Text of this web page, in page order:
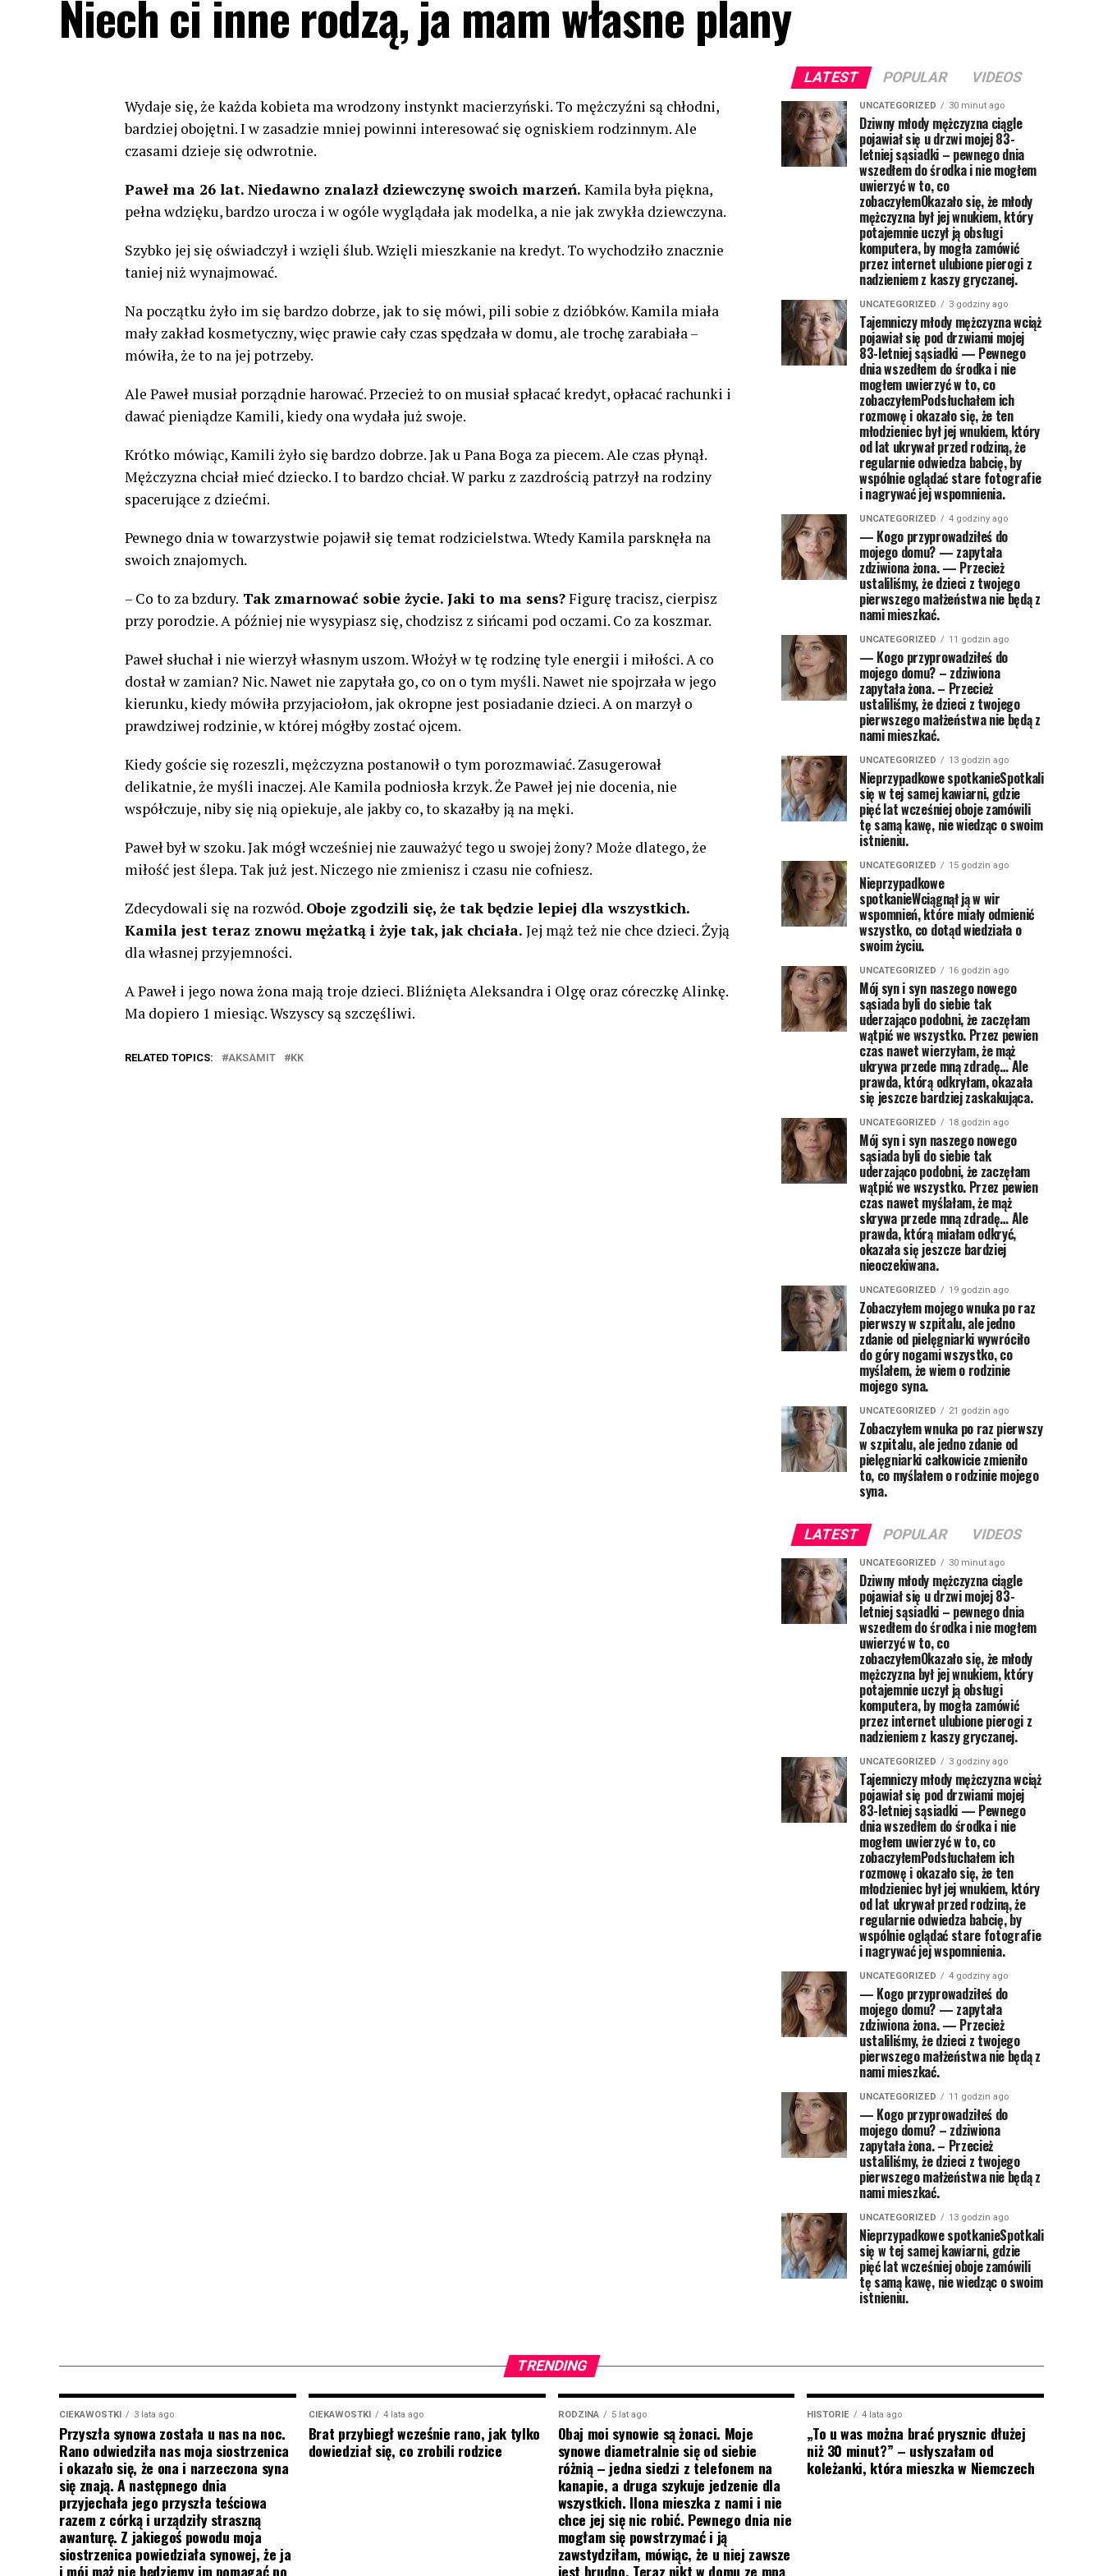
Niech ci inne rodzą, ja mam własne plany
Wydaje się, że każda kobieta ma wrodzony instynkt macierzyński. To mężczyźni są chłodni,
bardziej obojętni. I w zasadzie mniej powinni interesować się ogniskiem rodzinnym. Ale
czasami dzieje się odwrotnie.
Paweł ma 26 lat. Niedawno znalazł dziewczynę swoich marzeń. Kamila była piękna,
pełna wdzięku, bardzo urocza i w ogóle wyglądała jak modelka, a nie jak zwykła dziewczyna.
Szybko jej się oświadczył i wzięli ślub. Wzięli mieszkanie na kredyt. To wychodziło znacznie
taniej niż wynajmować.
Na początku żyło im się bardzo dobrze, jak to się mówi, pili sobie z dzióbków. Kamila miała
mały zakład kosmetyczny, więc prawie cały czas spędzała w domu, ale trochę zarabiała –
mówiła, że ​​to na jej potrzeby.
Ale Paweł musiał porządnie harować. Przecież to on musiał spłacać kredyt, opłacać rachunki i
dawać pieniądze Kamili, kiedy ona wydała już swoje.
Krótko mówiąc, Kamili żyło się bardzo dobrze. Jak u Pana Boga za piecem. Ale czas płynął.
Mężczyzna chciał mieć dziecko. I to bardzo chciał. W parku z zazdrością patrzył na rodziny
spacerujące z dziećmi.
Pewnego dnia w towarzystwie pojawił się temat rodzicielstwa. Wtedy Kamila parsknęła na
swoich znajomych.
– Co to za bzdury. Tak zmarnować sobie życie. Jaki to ma sens?Figurę tracisz, cierpisz
przy porodzie. A później nie wysypiasz się, chodzisz z sińcami pod oczami. Co za koszmar.
Paweł słuchał i nie wierzył własnym uszom. Włożył w tę rodzinę tyle energii i miłości. A co
dostał w zamian? Nic. Nawet nie zapytała go, co on o tym myśli. Nawet nie spojrzała w jego
kierunku, kiedy mówiła przyjaciołom, jak okropne jest posiadanie dzieci. A on marzył o
prawdziwej rodzinie, w której mógłby zostać ojcem.
Kiedy goście się rozeszli, mężczyzna postanowił o tym porozmawiać. Zasugerował
delikatnie, że myśli inaczej. Ale Kamila podniosła krzyk. Że Paweł jej nie docenia, nie
współczuje, niby się nią opiekuje, ale jakby co, to skazałby ją na męki.
Paweł był w szoku. Jak mógł wcześniej nie zauważyć tego u swojej żony? Może dlatego, że
miłość jest ślepa. Tak już jest. Niczego nie zmienisz i czasu nie cofniesz.
Zdecydowali się na rozwód. Oboje zgodzili się, że tak będzie lepiej dla wszystkich.
Kamila jest teraz znowu mężatką i żyje tak, jak chciała. Jej mąż też nie chce dzieci. Żyją
dla własnej przyjemności.
A Paweł i jego nowa żona mają troje dzieci. Bliźnięta Aleksandra i Olgę oraz córeczkę Alinkę.
Ma dopiero 1 miesiąc. Wszyscy są szczęśliwi.
RELATED TOPICS: AKSAMIT KK
LATEST POPULAR VIDEOS
UNCATEGORIZED 30 minut ago
Dziwny młody mężczyzna ciągle
pojawiał się u drzwi mojej 83-
letniej sąsiadki – pewnego dnia
wszedłem do środka i nie mogłem
uwierzyć w to, co
zobaczyłemOkazało się, że młody
mężczyzna był jej wnukiem, który
potajemnie uczył ją obsługi
komputera, by mogła zamówić
przez internet ulubione pierogi z
nadzieniem z kaszy gryczanej.
UNCATEGORIZED 3 godziny ago
Tajemniczy młody mężczyzna wciąż
pojawiał się pod drzwiami mojej
83-letniej sąsiadki — Pewnego
dnia wszedłem do środka i nie
mogłem uwierzyć w to, co
zobaczyłemPodsłuchałem ich
rozmowę i okazało się, że ten
młodzieniec był jej wnukiem, który
od lat ukrywał przed rodziną, że
regularnie odwiedza babcię, by
wspólnie oglądać stare fotografie
i nagrywać jej wspomnienia.
UNCATEGORIZED 4 godziny ago
— Kogo przyprowadziłeś do
mojego domu? — zapytała
zdziwiona żona. — Przecież
ustaliliśmy, że dzieci z twojego
pierwszego małżeństwa nie będą z
nami mieszkać.
UNCATEGORIZED 11 godzin ago
— Kogo przyprowadziłeś do
mojego domu? – zdziwiona
zapytała żona. – Przecież
ustaliliśmy, że dzieci z twojego
pierwszego małżeństwa nie będą z
nami mieszkać.
UNCATEGORIZED 13 godzin ago
Nieprzypadkowe spotkanieSpotkali
się w tej samej kawiarni, gdzie
pięć lat wcześniej oboje zamówili
tę samą kawę, nie wiedząc o swoim
istnieniu.
UNCATEGORIZED 15 godzin ago
Nieprzypadkowe
spotkanieWciągnął ją w wir
wspomnień, które miały odmienić
wszystko, co dotąd wiedziała o
swoim życiu.
UNCATEGORIZED 16 godzin ago
Mój syn i syn naszego nowego
sąsiada byli do siebie tak
uderzająco podobni, że zaczęłam
wątpić we wszystko. Przez pewien
czas nawet wierzyłam, że mąż
ukrywa przede mną zdradę… Ale
prawda, którą odkryłam, okazała
się jeszcze bardziej zaskakująca.
UNCATEGORIZED 18 godzin ago
Mój syn i syn naszego nowego
sąsiada byli do siebie tak
uderzająco podobni, że zaczęłam
wątpić we wszystko. Przez pewien
czas nawet myślałam, że mąż
skrywa przede mną zdradę… Ale
prawda, którą miałam odkryć,
okazała się jeszcze bardziej
nieoczekiwana.
UNCATEGORIZED 19 godzin ago
Zobaczyłem mojego wnuka po raz
pierwszy w szpitalu, ale jedno
zdanie od pielęgniarki wywróciło
do góry nogami wszystko, co
myślałem, że wiem o rodzinie
mojego syna.
UNCATEGORIZED 21 godzin ago
Zobaczyłem wnuka po raz pierwszy
w szpitalu, ale jedno zdanie od
pielęgniarki całkowicie zmieniło
to, co myślałem o rodzinie mojego
syna.
LATEST POPULAR VIDEOS
UNCATEGORIZED 30 minut ago
Dziwny młody mężczyzna ciągle
pojawiał się u drzwi mojej 83-
letniej sąsiadki – pewnego dnia
wszedłem do środka i nie mogłem
uwierzyć w to, co
zobaczyłemOkazało się, że młody
mężczyzna był jej wnukiem, który
potajemnie uczył ją obsługi
komputera, by mogła zamówić
przez internet ulubione pierogi z
nadzieniem z kaszy gryczanej.
UNCATEGORIZED 3 godziny ago
Tajemniczy młody mężczyzna wciąż
pojawiał się pod drzwiami mojej
83-letniej sąsiadki — Pewnego
dnia wszedłem do środka i nie
mogłem uwierzyć w to, co
zobaczyłemPodsłuchałem ich
rozmowę i okazało się, że ten
młodzieniec był jej wnukiem, który
od lat ukrywał przed rodziną, że
regularnie odwiedza babcię, by
wspólnie oglądać stare fotografie
i nagrywać jej wspomnienia.
UNCATEGORIZED 4 godziny ago
— Kogo przyprowadziłeś do
mojego domu? — zapytała
zdziwiona żona. — Przecież
ustaliliśmy, że dzieci z twojego
pierwszego małżeństwa nie będą z
nami mieszkać.
UNCATEGORIZED 11 godzin ago
— Kogo przyprowadziłeś do
mojego domu? – zdziwiona
zapytała żona. – Przecież
ustaliliśmy, że dzieci z twojego
pierwszego małżeństwa nie będą z
nami mieszkać.
UNCATEGORIZED 13 godzin ago
Nieprzypadkowe spotkanieSpotkali
się w tej samej kawiarni, gdzie
pięć lat wcześniej oboje zamówili
tę samą kawę, nie wiedząc o swoim
istnieniu.
TRENDING
CIEKAWOSTKI 3 lata ago
Przyszła synowa została u nas na noc.
Rano odwiedziła nas moja siostrzenica
i okazało się, że ona i narzeczona syna
się znają. A następnego dnia
przyjechała jego przyszła teściowa
razem z córką i urządziły straszną
awanturę. Z jakiegoś powodu moja
siostrzenica powiedziała synowej, że ja
i mój mąż nie będziemy im pomagać po
CIEKAWOSTKI 4 lata ago
Brat przybiegł wcześnie rano, jak tylko
dowiedział się, co zrobili rodzice
RODZINA 5 lat ago
Obaj moi synowie są żonaci. Moje
synowe diametralnie się od siebie
różnią – jedna siedzi z telefonem na
kanapie, a druga szykuje jedzenie dla
wszystkich. Ilona mieszka z nami i nie
chce jej się nic robić. Pewnego dnia nie
mogłam się powstrzymać i ją
zawstydziłam, mówiąc, że u niej zawsze
jest brudno. Teraz nikt w domu ze mną
HISTORIE 4 lata ago
„To u was można brać prysznic dłużej
niż 30 minut?” – usłyszałam od
koleżanki, która mieszka w Niemczech